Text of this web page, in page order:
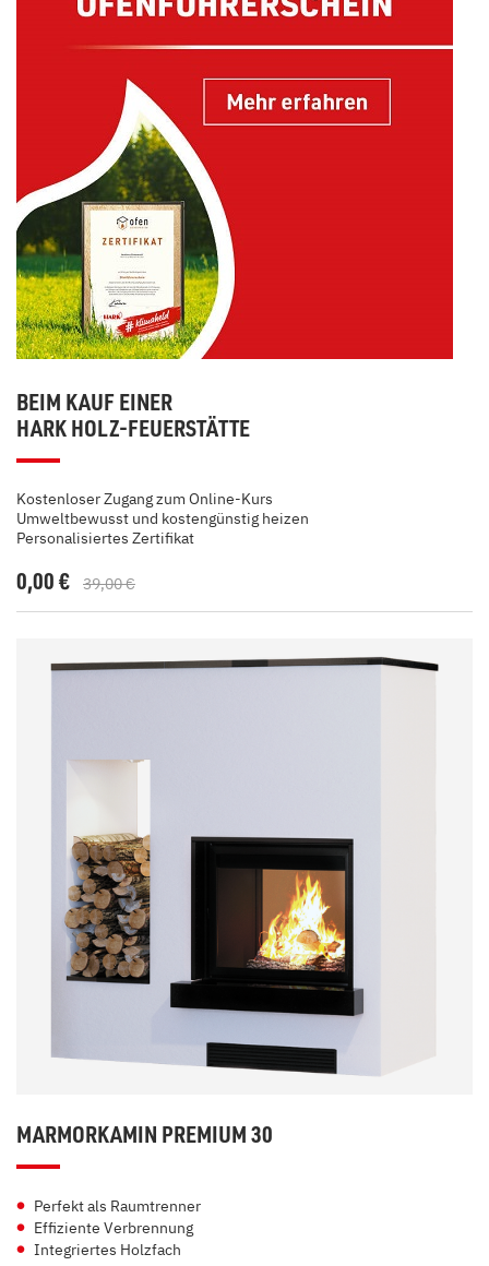
BEIM KAUF EINER
HARK HOLZ-FEUERSTÄTTE
Kostenloser Zugang zum Online-Kurs
Umweltbewusst und kostengünstig heizen
Personalisiertes Zertifikat
0,00 € 39,00 €
MARMORKAMIN PREMIUM 30
Perfekt als Raumtrenner
Effiziente Verbrennung
Integriertes Holzfach